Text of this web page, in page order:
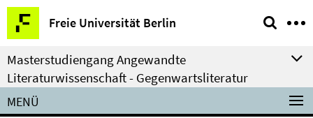
Springe
direkt
zu
Inhalt
Freie Universität Berlin
Service-
Navigation
Masterstudiengang Angewandte
Literaturwissenschaft - Gegenwartsliteratur
MENÜ